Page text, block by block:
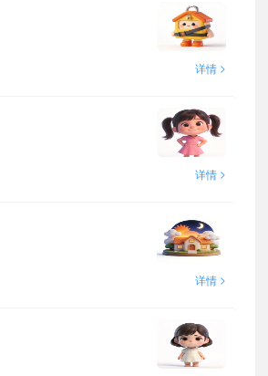
详情 >
详情 >
详情 >